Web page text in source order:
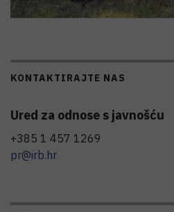
KONTAKTIRAJTE NAS
Ured za odnose s javnošću
+385 1 457 1269
pr@irb.hr